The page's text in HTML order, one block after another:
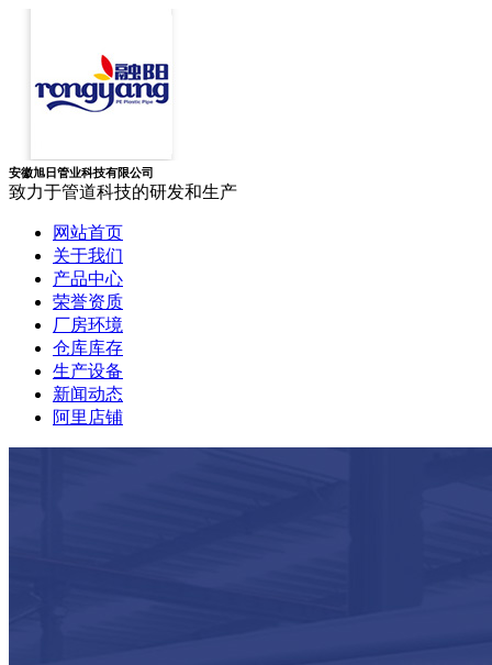
安徽旭日管业科技有限公司
致力于管道科技的研发和生产
网站首页
关于我们
产品中心
荣誉资质
厂房环境
仓库库存
生产设备
新闻动态
阿里店铺